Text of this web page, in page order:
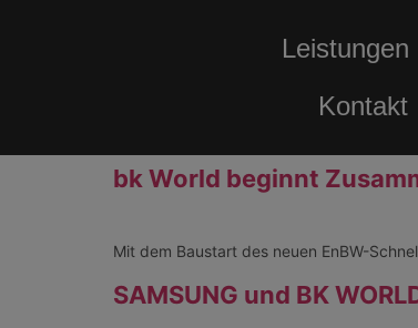
Leistungen
Kontakt
bk World beginnt
Mit dem Baustart des neuen EnBW-
SAMSUNG und BK